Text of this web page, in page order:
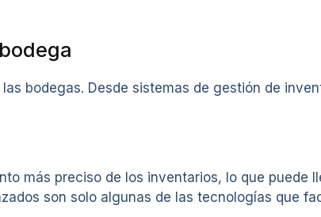
bodegas. Desde sistemas de gestión de
más preciso de los inventarios, lo que puede
son solo algunas de las tecnologías que